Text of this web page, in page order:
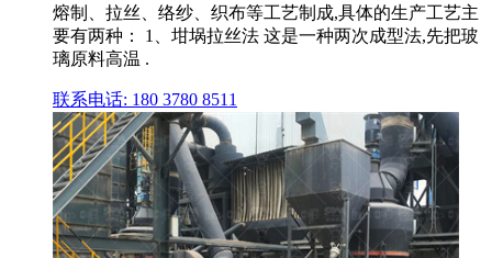
熔制、拉丝、络纱、织布等工艺制成,具体的生产工艺主
要有两种： 1、坩埚拉丝法 这是一种两次成型法,先把玻
璃原料高温 .
联系电话: 180 3780 8511